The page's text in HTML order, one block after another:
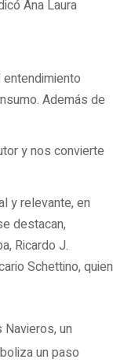
Ana Laura
Además de
y nos convierte
y relevante, en
destacan,
Ricardo J.
Schettino, quien
un
un paso